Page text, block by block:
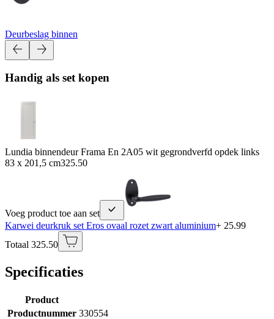
Deurbeslag binnen
Handig als set kopen
Lundia binnendeur Frama En 2A05 wit gegrondverfd opdek links
83 x 201,5 cm325.50
Voeg product toe aan set
Karwei deurkruk set Eros ovaal rozet zwart aluminium+ 25.99
Totaal 325.50
Specificaties
Product
Productnummer 330554